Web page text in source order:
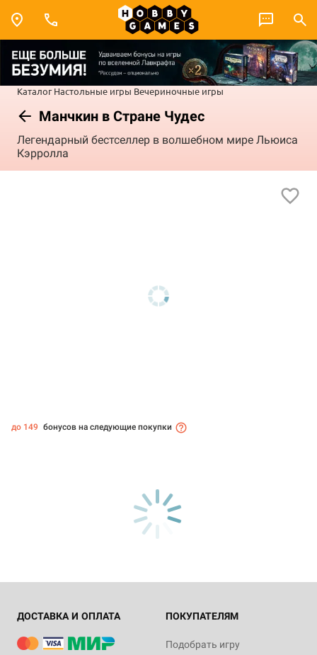
Каталог Настольные игры Вечериночные игры
Манчкин в Стране Чудес
Легендарный бестселлер в волшебном мире Льюиса
Кэрролла
до 149 бонусов на следующие покупки
ДОСТАВКА И ОПЛАТА ПОКУПАТЕЛЯМ
Подобрать игру